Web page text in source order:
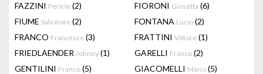
FAZZINI Pericle (2) FIORONI Giosetta (6)
FIUME Salvatore (2) FONTANA Lucio (2)
FRANCO Francesco (3) FRATTINI Vittore (1)
FRIEDLAENDER Johnny (1) GARELLI Franco (2)
GENTILINI Franco (5) GIACOMELLI Mario (5)